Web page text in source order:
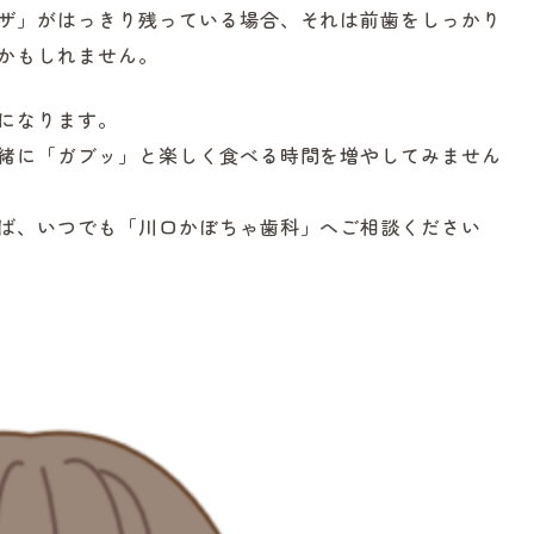
がはっきり残っている場合、それは前歯をしっかり
もしれません。
なります。
に「ガブッ」と楽しく食べる時間を増やしてみません
、いつでも「川口かぼちゃ歯科」へご相談ください